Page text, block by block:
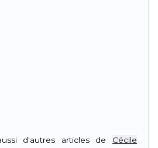
d'autres articles de Cécile